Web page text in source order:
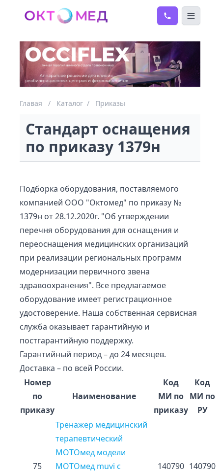
Главая / Каталог / Приказы
Стандарт оснащения
по приказу 1379н
Подборка оборудования, поставляемого
компанией ООО "Октомед" по приказу №
1379н от 28.12.2020г. "Об утверждении
перечня оборудования для оснащения и
переоснащения медицинских организаций
при реализации региональных программ
модернизации первичного звена
здравоохранения". Все предлагаемое
оборудование имеет регистрационное
удостоверение. Наша собственная сервисная
служба оказывает гарантийную и
постгарантийную поддержку.
Гарантийный период – до 24 месяцев.
Доставка – по всей России.
Номер
по
приказу
Наименование
Код
МИ по
приказу
Код
МИ по
РУ
75
Тренажер медицинский
терапевтический
МОТОмед модели
МОТОмед muvi с
140790 140790